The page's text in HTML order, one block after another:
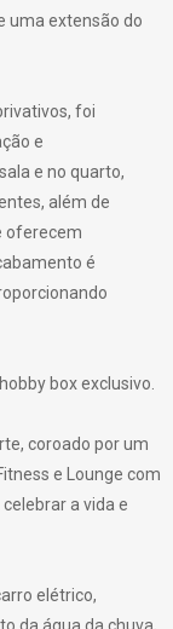
uma extensão do
foi
e
e no quarto,
além de
oferecem
é
box exclusivo.
coroado por um
e Lounge com
a vida e
elétrico,